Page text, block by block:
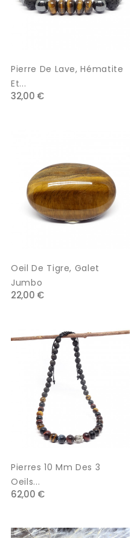
Pierre De Lave, Hématite
Et...
32,00 €
Oeil De Tigre, Galet
Jumbo
22,00 €
Pierres 10 Mm Des 3
Oeils...
62,00 €